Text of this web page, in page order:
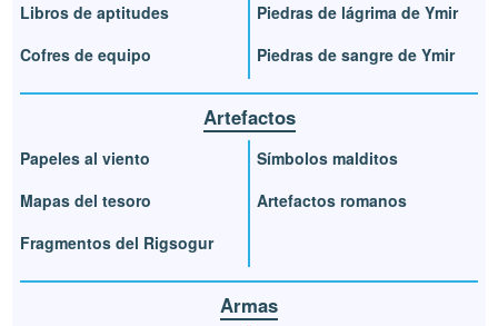
Libros de aptitudes
Cofres de equipo
Piedras de lágrima de Ymir
Piedras de sangre de Ymir
Artefactos
Papeles al viento
Mapas del tesoro
Fragmentos del Rigsogur
Símbolos malditos
Artefactos romanos
Armas